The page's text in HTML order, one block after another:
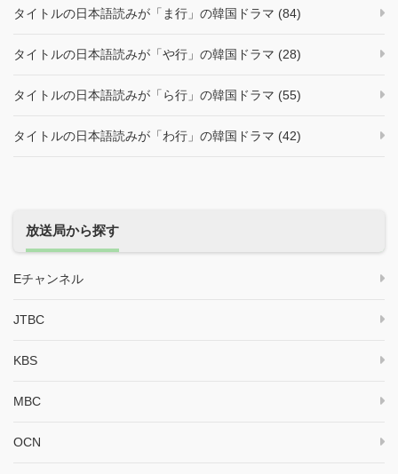
タイトルの日本語読みが「ま行」の韓国ドラマ (84)
タイトルの日本語読みが「や行」の韓国ドラマ (28)
タイトルの日本語読みが「ら行」の韓国ドラマ (55)
タイトルの日本語読みが「わ行」の韓国ドラマ (42)
放送局から探す
Eチャンネル
JTBC
KBS
MBC
OCN